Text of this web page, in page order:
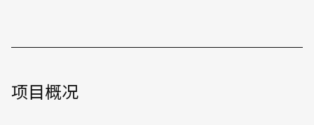
项目概况